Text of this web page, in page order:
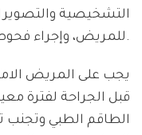
التشخيصية والتصوير
للمريض، وإجراء فحوصات تحليل الدم.
يجب على المريض
قبل الجراحة لفترة
الطاقم الطبي وتجنب